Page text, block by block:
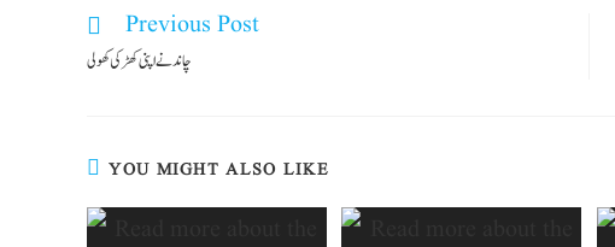
Previous Post
چاند نے اپنی کھڑکی کھولی
YOU MIGHT ALSO LIKE